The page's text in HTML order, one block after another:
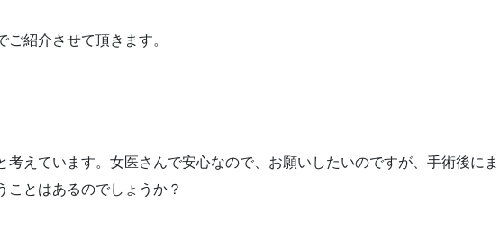
ご紹介させて頂きます。
考えています。女医さんで安心なので、お願いしたいのですが、手術後にま
ことはあるのでしょうか？